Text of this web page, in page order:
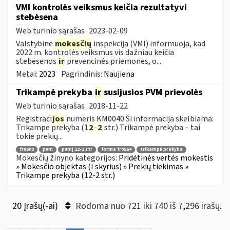
VMI kontrolės veiksmus keičia rezultatyvi
stebėsena
Web turinio sąrašas 2023-02-09
Valstybinė mokesčių inspekcija (VMI) informuoja, kad
2022 m. kontrolės veiksmus vis dažniau keičia
stebėsenos ir prevencinės priemonės, o...
Metai: 2023 Pagrindinis: Naujiena
Trikampė prekyba ir susijusios PVM prievolės
Web turinio sąrašas 2018-11-22
Registracijos numeris KM0040 Ši informacija skelbiama:
Trikampė prekyba (12-2 str.) Trikampė prekyba – tai
tokie prekių...
fr0600 pvm pvmį 12-2 str forma fr0564 trikampė prekyba
Mokesčių žinyno kategorijos: Pridėtinės vertės mokestis
» Mokesčio objektas (I skyrius) » Prekių tiekimas »
Trikampė prekyba (12-2 str.)
20 Įrašų(-ai) Rodoma nuo 721 iki 740 iš 7,296 irašų.